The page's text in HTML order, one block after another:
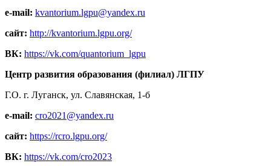
e-mail: kvantorium.lgpu@yandex.ru
сайт: http://kvantorium.lgpu.org/
ВК: https://vk.com/quantorium_lgpu
Центр развития образования (филиал) ЛГПУ
Г.О. г. Луганск, ул. Славянская, 1-б
e-mail: cro2021@yandex.ru
сайт: https://rcro.lgpu.org/
ВК: https://vk.com/cro2023